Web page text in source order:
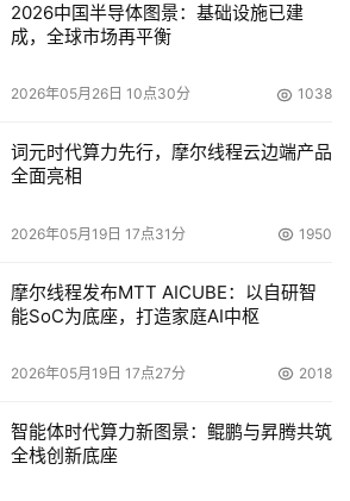
2026中国半导体图景：基础设施已建
成，全球市场再平衡
2026年05月26日 10点30分 1038
词元时代算力先行，摩尔线程云边端产品
全面亮相
2026年05月19日 17点31分 1950
摩尔线程发布MTT AICUBE：以自研智
能SoC为底座，打造家庭AI中枢
2026年05月19日 17点27分 2018
智能体时代算力新图景：鲲鹏与昇腾共筑
全栈创新底座